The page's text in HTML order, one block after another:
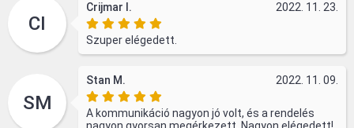
CI
Crijmar I. 2022. 11. 23.
Szuper elégedett.
SM
Stan M. 2022. 11. 09.
A kommunikáció nagyon jó volt, és a rendelés